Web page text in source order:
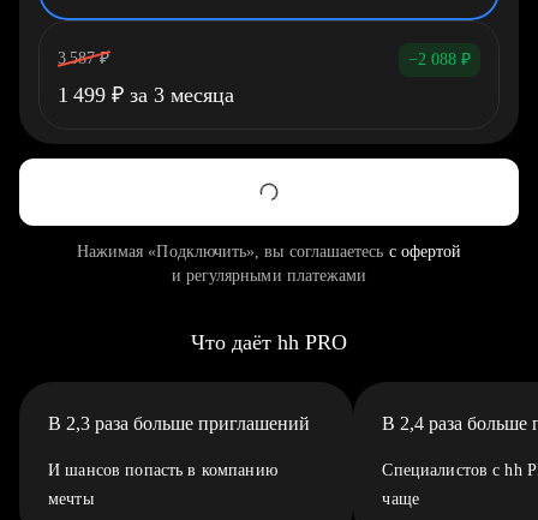
3 587 ₽ −2 088 ₽
1 499 ₽ за 3 месяца
Нажимая «Подключить», вы соглашаетесь с офертой
и регулярными платежами
Что даёт hh PRO
В 2,3 раза больше приглашений
И шансов попасть в компанию
мечты
В 2,4 раза больше
Специалистов с hh
чаще